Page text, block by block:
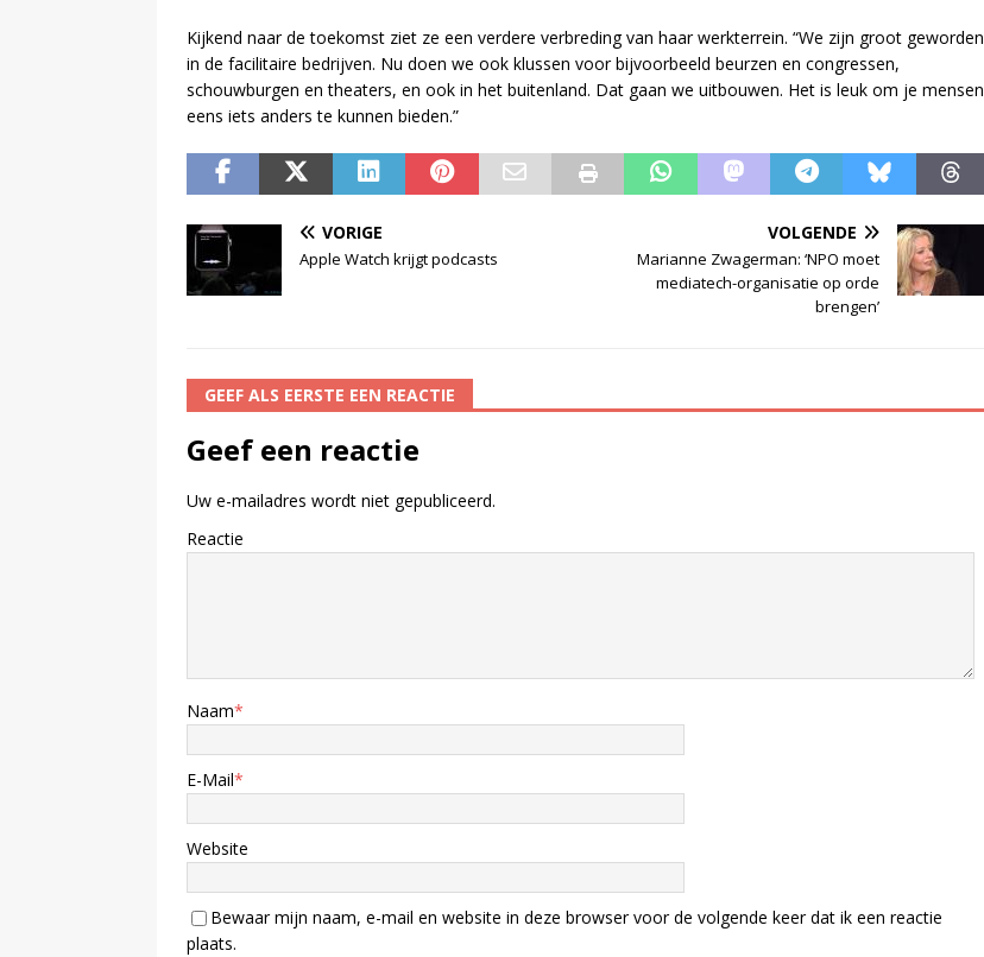
Kijkend naar de toekomst ziet ze een verdere verbreding van haar werkterrein. “We zijn groot geworden
in de facilitaire bedrijven. Nu doen we ook klussen voor bijvoorbeeld beurzen en congressen,
schouwburgen en theaters, en ook in het buitenland. Dat gaan we uitbouwen. Het is leuk om je mensen
eens iets anders te kunnen bieden.”
VORIGE
Apple Watch krijgt podcasts
VOLGENDE
Marianne Zwagerman: ‘NPO moet
mediatech-organisatie op orde
brengen’
GEEF ALS EERSTE EEN REACTIE
Geef een reactie
Uw e-mailadres wordt niet gepubliceerd.
Reactie
Naam*
E-Mail*
Website
Bewaar mijn naam, e-mail en website in deze browser voor de volgende keer dat ik een reactie
plaats.